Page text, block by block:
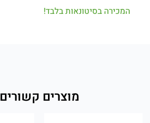
המכירה בסיטונאות בלבד!
מוצרים קשורים